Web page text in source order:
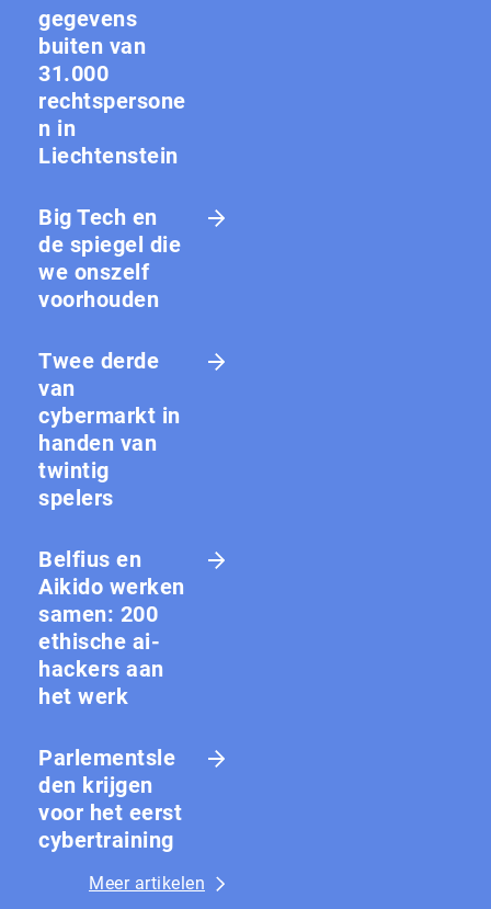
gegevens
buiten van
31.000
rechtspersone
n in
Liechtenstein
Big Tech en
de spiegel die
we onszelf
voorhouden
Twee derde
van
cybermarkt in
handen van
twintig
spelers
Belfius en
Aikido werken
samen: 200
ethische ai-
hackers aan
het werk
Parlementsle
den krijgen
voor het eerst
cybertraining
Meer artikelen